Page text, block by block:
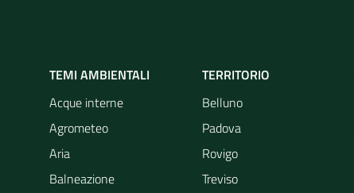
TEMI AMBIENTALI
Acque interne
Agrometeo
Aria
Balneazione
TERRITORIO
Belluno
Padova
Rovigo
Treviso